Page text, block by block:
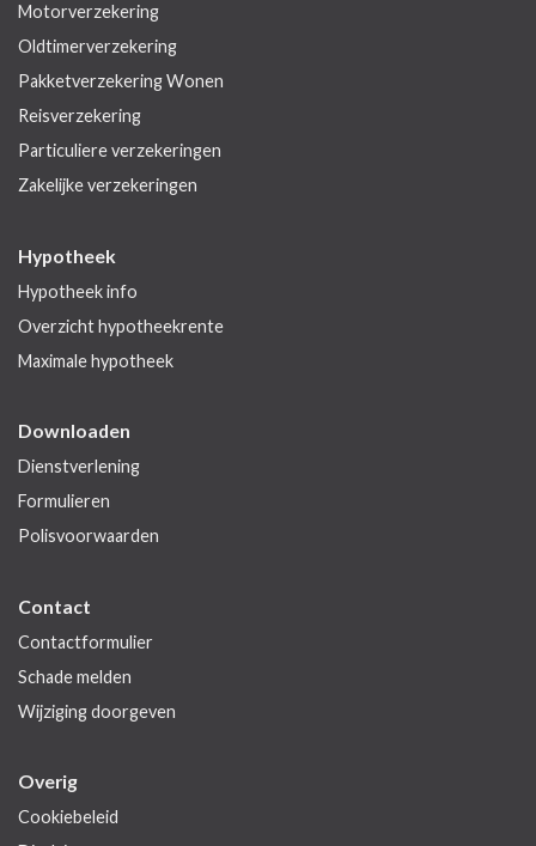
Motorverzekering
Oldtimerverzekering
Pakketverzekering Wonen
Reisverzekering
Particuliere verzekeringen
Zakelijke verzekeringen
Hypotheek
Hypotheek info
Overzicht hypotheekrente
Maximale hypotheek
Downloaden
Dienstverlening
Formulieren
Polisvoorwaarden
Contact
Contactformulier
Schade melden
Wijziging doorgeven
Overig
Cookiebeleid